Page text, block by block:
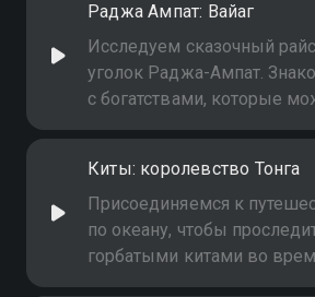
Раджа Ампат: Вайаг
Исследуем сказочный
уголок Раджа-Ампат.
с богатствами, которые
найти в его водах и вокруг
Киты: королевство Тонга
Присоединяемся к
по океану, чтобы
горбатыми китами во
ежегодной миграции в